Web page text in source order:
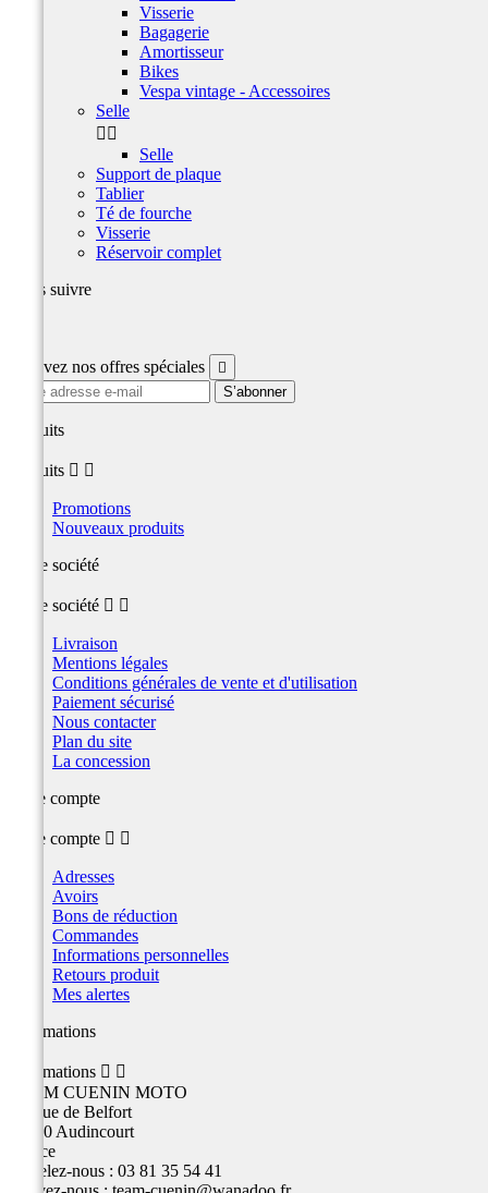
Visserie
Bagagerie
Amortisseur
Bikes
Vespa vintage - Accessoires
Selle
 
Selle
Support de plaque
Tablier
Té de fourche
Visserie
Réservoir complet
Nous suivre
Recevez nos offres spéciales 
produits
produits  
Promotions
Nouveaux produits
Notre société
Notre société  
Livraison
Mentions légales
Conditions générales de vente et d'utilisation
Paiement sécurisé
Nous contacter
Plan du site
La concession
Votre compte
Votre compte  
Adresses
Avoirs
Bons de réduction
Commandes
Informations personnelles
Retours produit
Mes alertes
Informations
Informations  
TEAM CUENIN MOTO
26 Rue de Belfort
25400 Audincourt
France
Appelez-nous : 03 81 35 54 41